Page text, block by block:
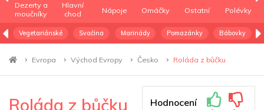
Dezerty a
moučníky
Hlavní
chod
Nápoje Omáčky Ostatní Polévky
Vegetariánské Svačina Marinády Pomazánky Bábovky
Evropa Východ Evropy Česko Roláda z bůčku
Roláda z bůčku Hodnocení